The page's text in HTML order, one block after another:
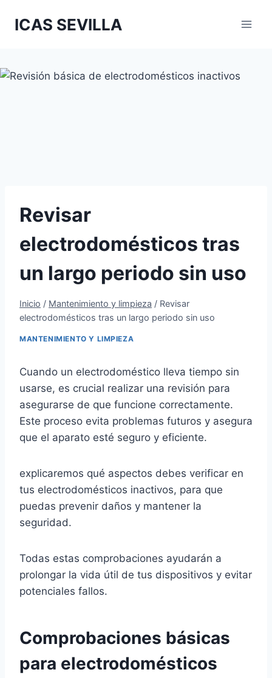
ICAS SEVILLA
Revisar
electrodomésticos tras
un largo periodo sin uso
Inicio / Mantenimiento y limpieza / Revisar
electrodomésticos tras un largo periodo sin uso
MANTENIMIENTO Y LIMPIEZA
Cuando un electrodoméstico lleva tiempo sin
usarse, es crucial realizar una revisión para
asegurarse de que funcione correctamente.
Este proceso evita problemas futuros y asegura
que el aparato esté seguro y eficiente.
explicaremos qué aspectos debes verificar en
tus electrodomésticos inactivos, para que
puedas prevenir daños y mantener la
seguridad.
Todas estas comprobaciones ayudarán a
prolongar la vida útil de tus dispositivos y evitar
potenciales fallos.
Comprobaciones básicas
para electrodomésticos